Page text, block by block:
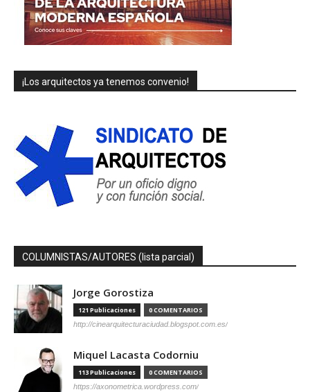
¡Los arquitectos ya tenemos convenio!
COLUMNISTAS/AUTORES (lista parcial)
Jorge Gorostiza
121 Publicaciones 0 COMENTARIOS
http://cinearquitecturaciudad.blogspot.com.es/
Miquel Lacasta Codorniu
113 Publicaciones 0 COMENTARIOS
https://axonometrica.wordpress.com/